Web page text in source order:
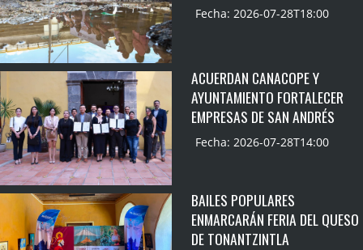
Fecha: 2026-07-28T18:00
ACUERDAN CANACOPE Y
AYUNTAMIENTO FORTALECER
EMPRESAS DE SAN ANDRÉS
Fecha: 2026-07-28T14:00
BAILES POPULARES
ENMARCARÁN FERIA DEL QUESO
DE TONANTZINTLA